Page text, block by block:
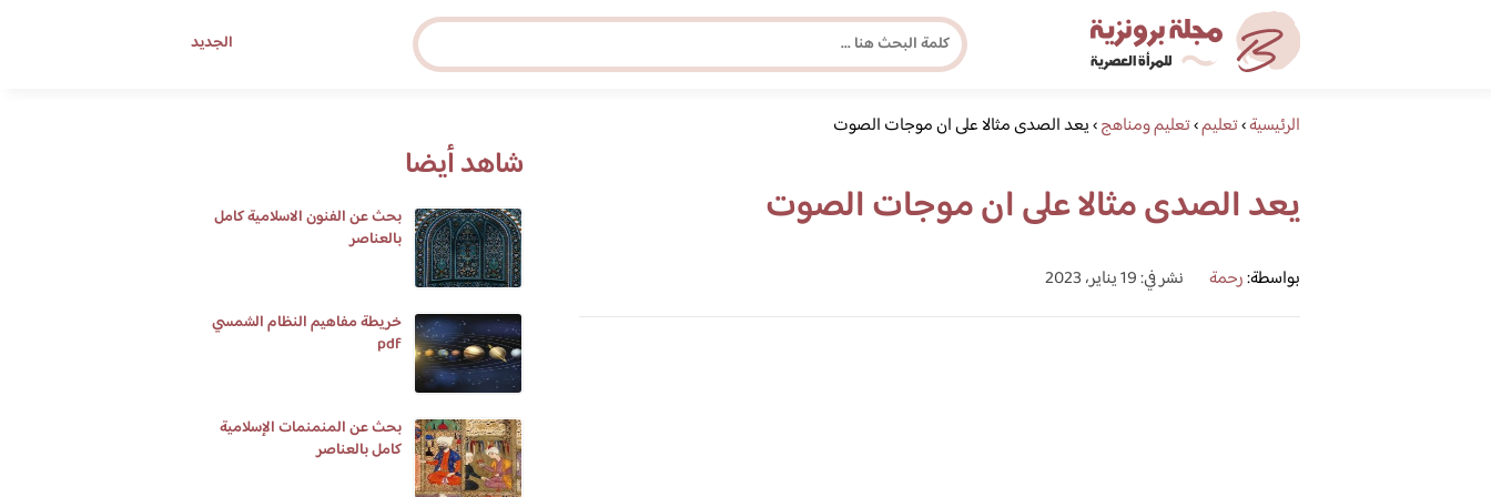
الجديد
مجلة برونزية للفتاة العصرية
ابحث عن أي موضوع يهمك
الرئيسية›تعليم›تعليم ومناهج›يعد الصدى مثالا على ان موجات الصوت
يعد الصدى مثالا على ان موجات الصوت
بواسطة:رحمة نشر في: 19 يناير، 2023
شاهد أيضا
بحث عن الفنون الاسلامية كامل
بالعناصر
خريطة مفاهيم النظام الشمسي
pdf
بحث عن المنمنمات الإسلامية
كامل بالعناصر